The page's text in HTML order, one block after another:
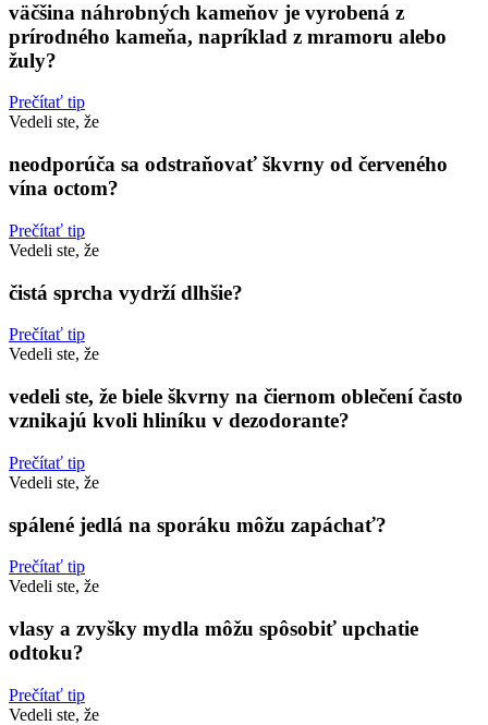
väčšina náhrobných kameňov je vyrobená z
prírodného kameňa, napríklad z mramoru alebo
žuly?
Prečítať tip
Vedeli ste, že
neodporúča sa odstraňovať škvrny od červeného
vína octom?
Prečítať tip
Vedeli ste, že
čistá sprcha vydrží dlhšie?
Prečítať tip
Vedeli ste, že
vedeli ste, že biele škvrny na čiernom oblečení často
vznikajú kvoli hliníku v dezodorante?
Prečítať tip
Vedeli ste, že
spálené jedlá na sporáku môžu zapáchať?
Prečítať tip
Vedeli ste, že
vlasy a zvyšky mydla môžu spôsobiť upchatie
odtoku?
Prečítať tip
Vedeli ste, že